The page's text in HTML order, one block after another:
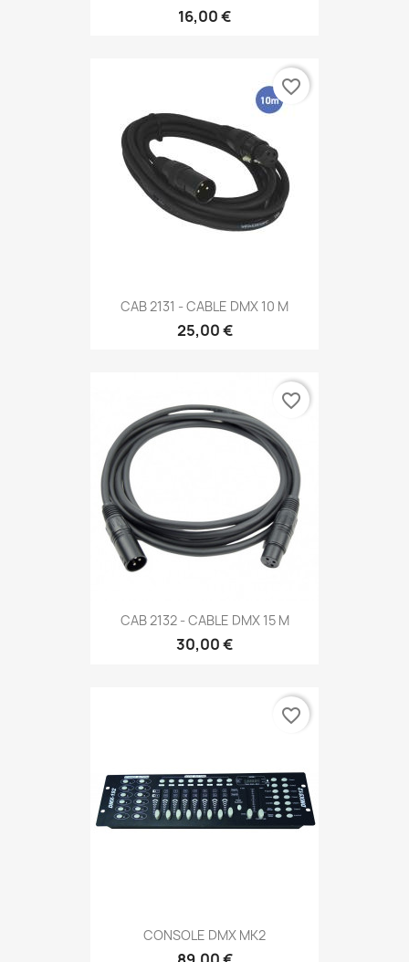
16,00 €
CAB 2131 - CABLE DMX 10 M
25,00 €
favorite_border
CAB 2132 - CABLE DMX 15 M
30,00 €
favorite_border
CONSOLE DMX MK2
favorite_border